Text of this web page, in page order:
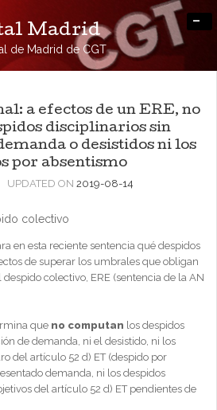
Madrid
de Madrid de CGT
-
a efectos de un ERE, no
disciplinarios sin
o desistidos ni los
por absentismo
UPDATED ON 2019-08-14
en esta reciente sentencia qué despidos
de superar los umbrales que obligan
colectivo, ERE (sentencia de la AN
que no computan los despidos
de demanda, ni el desistido, ni los
del artículo 52 d) ET (despido por
demanda, ni los despidos
del artículo 52 d) ET pendientes de